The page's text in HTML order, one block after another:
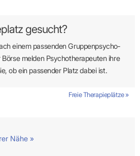
gesucht?
einem passenden Gruppen­psycho­
melden Psycho­­thera­­peuten ihre
ob ein passender Platz dabei ist.
Freie Therapieplätze »
Nähe »